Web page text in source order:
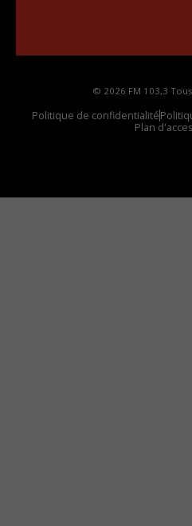
© 2026 FM 103,3
Politique de confidentialité
Plan